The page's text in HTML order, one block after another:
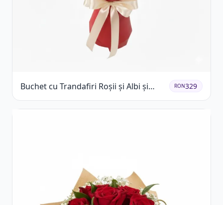
Buchet cu Trandafiri Roșii și Albi și
Gypsophila
RON329